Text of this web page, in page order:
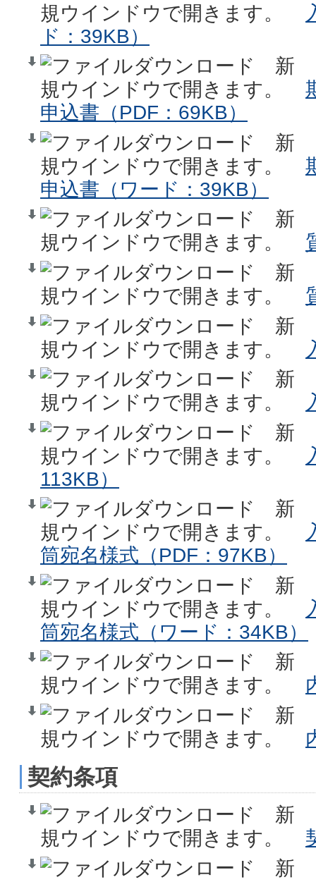
ド：39KB）
申込書（PDF：69KB）
申込書（ワード：39KB）
113KB）
筒宛名様式（PDF：97KB）
筒宛名様式（ワード：34KB）
契約条項